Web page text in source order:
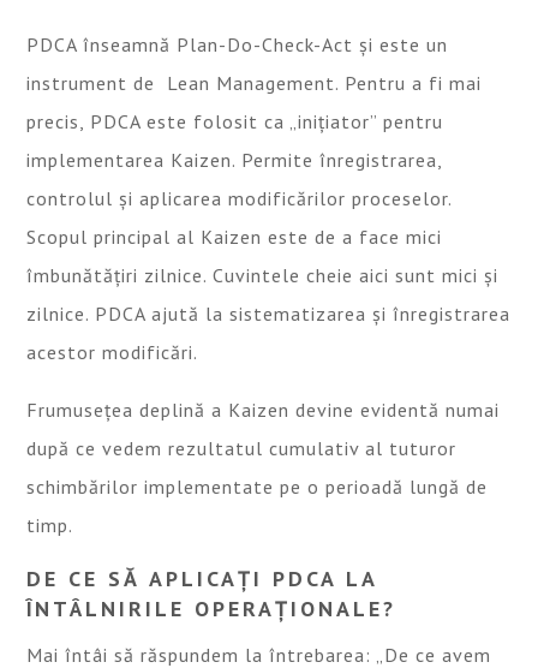
PDCA înseamnă Plan-Do-Check-Act și este un
instrument de Lean Management. Pentru a fi mai
precis, PDCA este folosit ca „inițiator” pentru
implementarea Kaizen. Permite înregistrarea,
controlul și aplicarea modificărilor proceselor.
Scopul principal al Kaizen este de a face mici
îmbunătățiri zilnice. Cuvintele cheie aici sunt mici și
zilnice. PDCA ajută la sistematizarea și înregistrarea
acestor modificări.
Frumusețea deplină a Kaizen devine evidentă numai
după ce vedem rezultatul cumulativ al tuturor
schimbărilor implementate pe o perioadă lungă de
timp.
DE CE SĂ APLICAȚI PDCA LA
ÎNTÂLNIRILE OPERAȚIONALE?
Mai întâi să răspundem la întrebarea: „De ce avem